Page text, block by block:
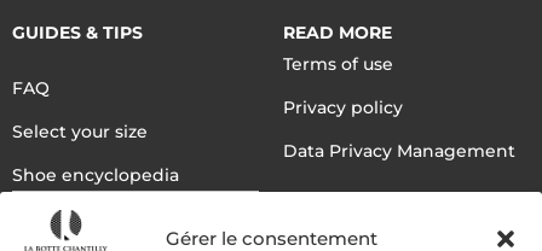
Gérer le consentement
GUIDES & TIPS
FAQ
Select your size
Shoe encyclopedia
English
READ MORE
Terms of use
Privacy policy
Data Privacy Management